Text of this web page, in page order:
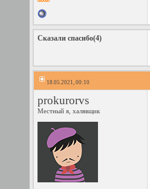
Сказали спасибо(4)
18.05.2021, 00:10
prokurorvs
Местный я, халявщик